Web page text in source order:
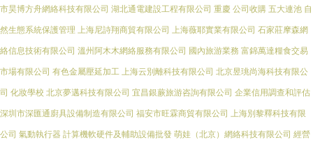
市昊博方舟網絡科技有限公司 湖北通電建設工程有限公司 重慶 公司收購 五大連池 自
然生態系統保護管理 上海尼詩翔商貿有限公司 上海薇耶實業有限公司 石家莊摩森網
絡信息技術有限公司 溫州阿木木網絡服務有限公司 國內旅游業務 富錦萬達糧食交易
市場有限公司 有色金屬壓延加工 上海云別離科技有限公司 北京昱珧尚海科技有限公
司 化妝學校 北京夢邁科技有限公司 宜昌銀蕨旅游咨詢有限公司 企業信用調查和評估
深圳市深匯通廚具設備制造有限公司 福安市旺霖商貿有限公司 上海別黎釋科技有限
公司 氣動執行器 計算機軟硬件及輔助設備批發 萌娃（北京）網絡科技有限公司 經營